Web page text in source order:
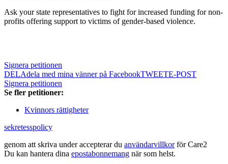
Ask your state representatives to fight for increased funding for non-
profits offering support to victims of gender-based violence.
Signera petitionen
DELAdela med mina vänner på FacebookTWEETE-POST
Signera petitionen
Se fler petitioner:
Kvinnors rättigheter
sekretesspolicy
genom att skriva under accepterar du användarvillkorför Care2
Du kan hantera dina epostabonnemang när som helst.